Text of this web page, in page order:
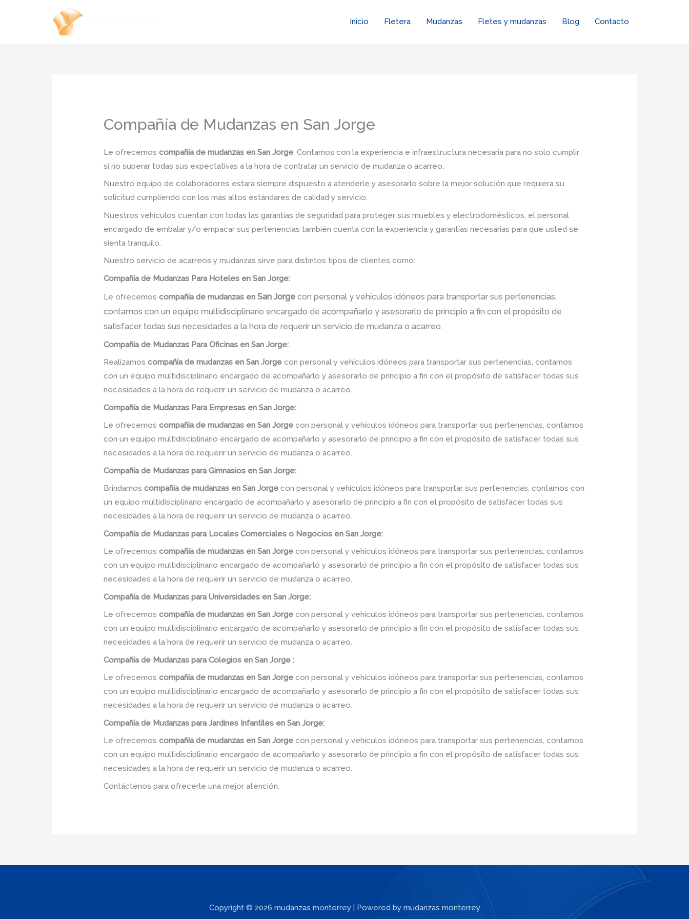
Inicio Fletera Mudanzas Fletes y mudanzas Blog Contacto
Compañía de Mudanzas en San Jorge
Le ofrecemos compañía de mudanzas en San Jorge . Contamos con la experiencia e infraestructura necesaria para no solo cumplir
si no superar todas sus expectativas a la hora de contratar un servicio de mudanza o acarreo.
Nuestro equipo de colaboradores estará siempre dispuesto a atenderle y asesorarlo sobre la mejor solución que requiera su
solicitud cumpliendo con los más altos estándares de calidad y servicio.
Nuestros vehículos cuentan con todas las garantías de seguridad para proteger sus muebles y electrodomésticos, el personal
encargado de embalar y/o empacar sus pertenencias también cuenta con la experiencia y garantías necesarias para que usted se
sienta tranquilo.
Nuestro servicio de acarreos y mudanzas sirve para distintos tipos de clientes como:
Compañíade Mudanzas Para Hoteles en San Jorge:
Le ofrecemoscompañía de mudanzas en San Jorge con personal y vehículos idóneos para transportar sus pertenencias,
contamos con un equipo multidisciplinario encargado de acompañarlo y asesorarlo de principio a fin con el propósito de
satisfacer todas sus necesidades a la hora de requerir un servicio de mudanza o acarreo.
Compañía de Mudanzas Para Oficinas en San Jorge:
Realizamoscompañía de mudanzas en San Jorge con personal y vehículos idóneos para transportar sus pertenencias, contamos
con un equipo multidisciplinario encargado de acompañarlo y asesorarlo de principio a fin con el propósito de satisfacer todas sus
necesidades a la hora de requerir un servicio de mudanza o acarreo.
Compañía de Mudanzas Para Empresas en San Jorge:
Le ofrecemoscompañía de mudanzas en San Jorge con personal y vehículos idóneos para transportar sus pertenencias, contamos
con un equipo multidisciplinario encargado de acompañarlo y asesorarlo de principio a fin con el propósito de satisfacer todas sus
necesidades a la hora de requerir un servicio de mudanza o acarreo.
Compañía de Mudanzas para Gimnasios en San Jorge:
Brindamoscompañía de mudanzas en San Jorge con personal y vehículos idóneos para transportar sus pertenencias, contamos con
un equipo multidisciplinario encargado de acompañarlo y asesorarlo de principio a fin con el propósito de satisfacer todas sus
necesidades a la hora de requerir un servicio de mudanza o acarreo.
Compañía de Mudanzas para Locales Comerciales o Negocios en San Jorge:
Le ofrecemoscompañía de mudanzas en San Jorge con personal y vehículos idóneos para transportar sus pertenencias, contamos
con un equipo multidisciplinario encargado de acompañarlo y asesorarlo de principio a fin con el propósito de satisfacer todas sus
necesidades a la hora de requerir un servicio de mudanza o acarreo.
Compañía de Mudanzas para Universidades en San Jorge:
Le ofrecemoscompañía de mudanzas en San Jorge con personal y vehículos idóneos para transportar sus pertenencias, contamos
con un equipo multidisciplinario encargado de acompañarlo y asesorarlo de principio a fin con el propósito de satisfacer todas sus
necesidades a la hora de requerir un servicio de mudanza o acarreo.
Compañía de Mudanzas para Colegios en San Jorge :
Le ofrecemoscompañía de mudanzas en San Jorge con personal y vehículos idóneos para transportar sus pertenencias, contamos
con un equipo multidisciplinario encargado de acompañarlo y asesorarlo de principio a fin con el propósito de satisfacer todas sus
necesidades a la hora de requerir un servicio de mudanza o acarreo.
Compañía de Mudanzaspara Jardines Infantiles en San Jorge:
Le ofrecemoscompañía de mudanzas en San Jorge con personal y vehículos idóneos para transportar sus pertenencias, contamos
con un equipo multidisciplinario encargado de acompañarlo y asesorarlo de principio a fin con el propósito de satisfacer todas sus
necesidades a la hora de requerir un servicio de mudanza o acarreo.
Contáctenos para ofrecerle una mejor atención.
Copyright © 2026 mudanzas monterrey | Powered by mudanzas monterrey